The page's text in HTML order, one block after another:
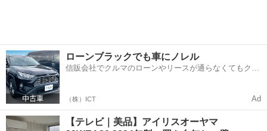
ローンブラックでも車にノレル
信販会社でクルマのローンやリースが通らなくてもクル
（株）ICT Ad
【テレビ｜美品】アイリスオーヤマ